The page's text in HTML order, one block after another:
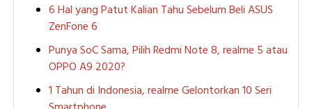
6 Hal yang Patut Kalian Tahu Sebelum Beli ASUS
ZenFone 6
Punya SoC Sama, Pilih Redmi Note 8, realme 5 atau
OPPO A9 2020?
1 Tahun di Indonesia, realme Gelontorkan 10 Seri